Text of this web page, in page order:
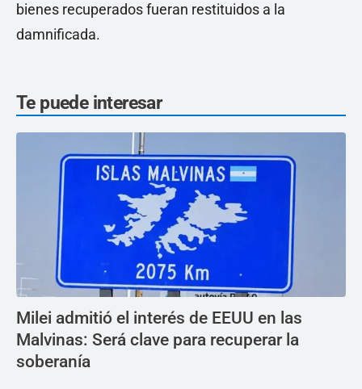
bienes recuperados fueran restituidos a la
damnificada.
Te puede interesar
Milei admitió el interés de EEUU en las
Malvinas: Será clave para recuperar la
soberanía